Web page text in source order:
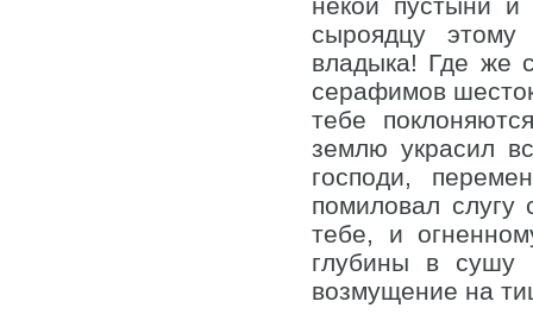
сыроядцу
владыка! Где же
серафимов
тебе
землю украсил
господи,
помиловал слугу
тебе, и
глубины в сушу
возмущение на